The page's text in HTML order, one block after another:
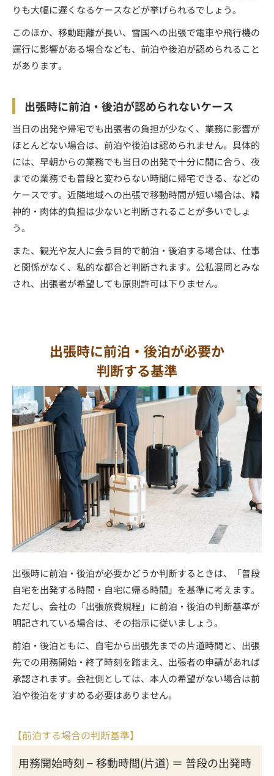
りも大幅に遅くなるケースなどが挙げられるでしょう。
このほか、移動距離が長い、雪国への出張で電車や飛行機の
運行に影響がある場合なども、前泊や後泊が認められること
があります。
出張時に前泊・後泊が認められないケース
当日の出発や帰宅でも出張者の負担が少なく、業務に影響が
ほとんどない場合は、前泊や後泊は認められません。具体的
には、早朝からの業務でも当日の出発で十分に間に合う、夜
までの業務でも普段と変わらない時間に帰宅できる、などの
ケースです。近隣地域への出張で移動時間が短い場合は、精
神的・肉体的負担は少ないと判断されることが多いでしょ
う。
また、観光や友人に会う目的で前泊・後泊する場合は、仕事
と関係がなく、私的な都合と判断されます。公私混同とみな
され、出張者が希望しても原則許可は下りません。
出張時に前泊・後泊が必要か
判断する基準
出張時に前泊・後泊が必要かどうか判断するときは、「普段
自宅を出発する時間・自宅に帰る時間」を基準に考えます。
ただし、会社の「出張旅費規程」に前泊・後泊の判断基準が
明記されている場合は、その指示に従いましょう。
前泊・後泊ともに、自宅から出張先までの片道時間と、出張
先での用務開始・終了時刻を踏まえ、出張者の申請があれば
承認されます。会社側としては、本人の希望がない場合は前
泊や後泊をすすめる必要はありません。
【前泊する場合の判断基準】
用務開始時刻 − 移動時間(片道) ＝ 普段の出発時